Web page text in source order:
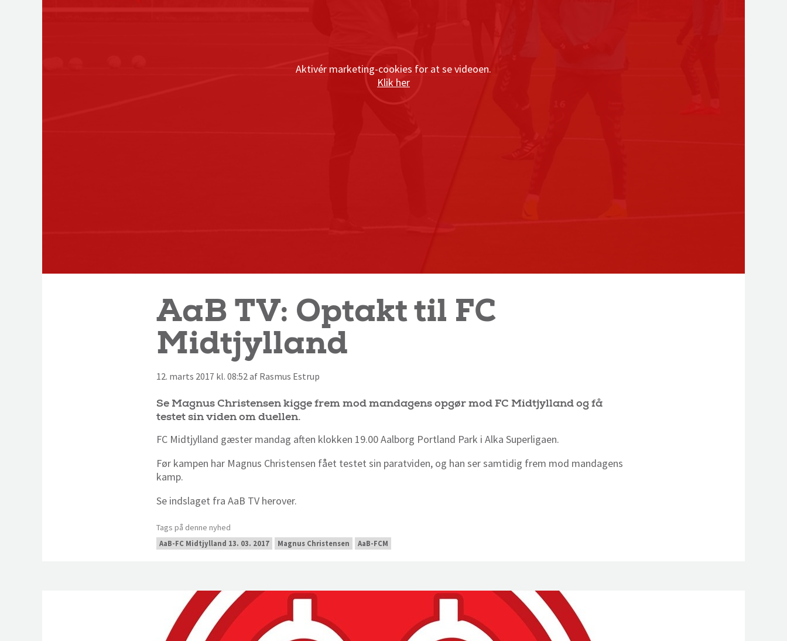
Aktivér marketing-cookies for at se videoen.
Klik her
AaB TV: Optakt til FC
Midtjylland
12. marts 2017 kl. 08:52 af Rasmus Estrup
Se Magnus Christensen kigge frem mod mandagens opgør mod FC Midtjylland og få
testet sin viden om duellen.
FC Midtjylland gæster mandag aften klokken 19.00 Aalborg Portland Park i Alka Superligaen.
Før kampen har Magnus Christensen fået testet sin paratviden, og han ser samtidig frem mod mandagens
kamp.
Se indslaget fra AaB TV herover.
Tags på denne nyhed
AaB-FC Midtjylland 13. 03. 2017 Magnus Christensen AaB-FCM